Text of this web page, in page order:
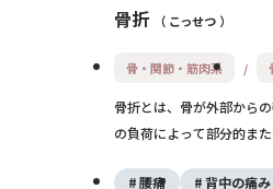
骨折 こっせつ
骨・関節・筋肉系
骨折とは、骨が外部から
の負荷によって部分的ま
が多く、ギプス固定や手術
腰痛
背中の痛み